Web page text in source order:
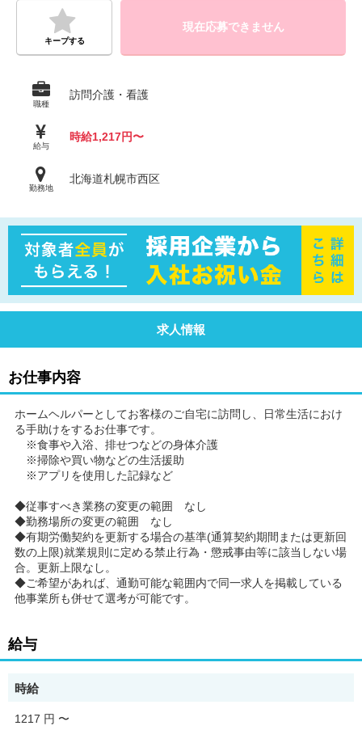
キープする
現在応募できません
職種
訪問介護・看護
給与
時給1,217円〜
勤務地
北海道札幌市西区
求人情報
お仕事内容
ホームヘルパーとしてお客様のご自宅に訪問し、日常生活におけ
る手助けをするお仕事です。
※食事や入浴、排せつなどの身体介護
※掃除や買い物などの生活援助
※アプリを使用した記録など
◆従事すべき業務の変更の範囲 なし
◆勤務場所の変更の範囲 なし
◆有期労働契約を更新する場合の基準(通算契約期間または更新回
数の上限)就業規則に定める禁止行為・懲戒事由等に該当しない場
合。更新上限なし。
◆ご希望があれば、通勤可能な範囲内で同一求人を掲載している
他事業所も併せて選考が可能です。
給与
時給
1217 円 〜